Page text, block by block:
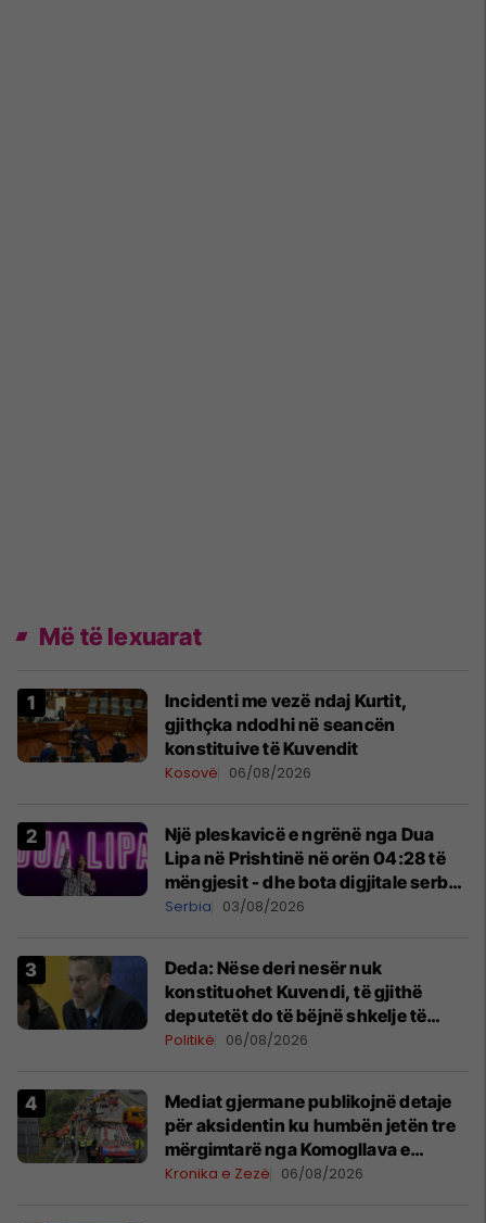
Më të lexuarat
Incidenti me vezë ndaj Kurtit,
gjithçka ndodhi në seancën
konstituive të Kuvendit
Kosovë 06/08/2026
Një pleskavicë e ngrënë nga Dua
Lipa në Prishtinë në orën 04:28 të
mëngjesit - dhe bota digjitale serbe
shpall gjendjen e luftës
Serbia 03/08/2026
Deda: Nëse deri nesër nuk
konstituohet Kuvendi, të gjithë
deputetët do të bëjnë shkelje të
rëndë kushtetuese
Politikë 06/08/2026
Mediat gjermane publikojnë detaje
për aksidentin ku humbën jetën tre
mërgimtarë nga Komogllava e
Ferizajt
Kronika e Zezë 06/08/2026